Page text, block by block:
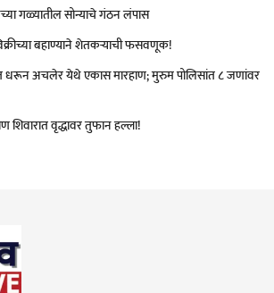
गळ्यातील सोन्याचे गंठन लंपास
बहाण्याने शेतकऱ्याची फसवणूक!
धरून अचलेर येथे एकास मारहाण; मुरुम पोलिसांत ८ जणांवर
शिवारात वृद्धावर तुफान हल्ला!